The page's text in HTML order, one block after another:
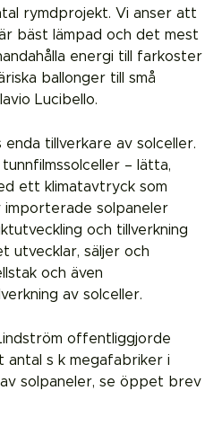
rymdprojekt. Vi anser att
bäst lämpad och det mest
energi till farkoster
ballonger till små
Lucibello.
enda tillverkare av solceller.
– lätta,
ett klimatavtryck som
importerade solpaneler
och tillverkning
utvecklar, säljer och
och även
av solceller.
offentliggjorde
antal s k megafabriker i
solpaneler, se öppet brev